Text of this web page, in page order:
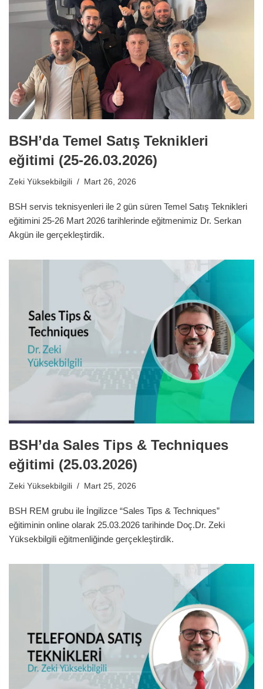
BSH’da Temel Satış Teknikleri
eğitimi (25-26.03.2026)
Zeki Yüksekbilgili Mart 26, 2026
BSH servis teknisyenleri ile 2 gün süren Temel Satış Teknikleri
eğitimini 25-26 Mart 2026 tarihlerinde eğitmenimiz Dr. Serkan
Akgün ile gerçekleştirdik.
BSH’da Sales Tips & Techniques
eğitimi (25.03.2026)
Zeki Yüksekbilgili Mart 25, 2026
BSH REM grubu ile İngilizce “Sales Tips & Techniques”
eğitiminin online olarak 25.03.2026 tarihinde Doç.Dr. Zeki
Yüksekbilgili eğitmenliğinde gerçekleştirdik.